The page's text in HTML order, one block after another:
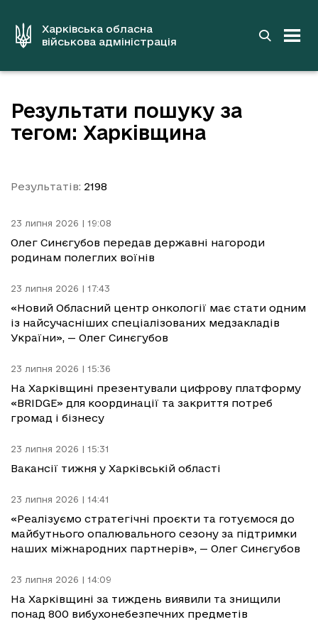
вмістуХарківська обласна
військова адміністрація
Результати пошуку за
тегом: Харківщина
Результатів: 2198
23 липня 2026 | 19:08
Олег Синєгубов передав державні нагороди
родинам полеглих воїнів
23 липня 2026 | 17:43
«Новий Обласний центр онкології має стати одним
із найсучасніших спеціалізованих медзакладів
України», — Олег Синєгубов
23 липня 2026 | 15:36
На Харківщині презентували цифрову платформу
«BRIDGE» для координації та закриття потреб
громад і бізнесу
23 липня 2026 | 15:31
Вакансії тижня у Харківській області
23 липня 2026 | 14:41
«Реалізуємо стратегічні проєкти та готуємося до
майбутнього опалювального сезону за підтримки
наших міжнародних партнерів», — Олег Синєгубов
23 липня 2026 | 14:09
На Харківщині за тиждень виявили та знищили
понад 800 вибухонебезпечних предметів